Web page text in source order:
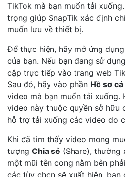
TikTok mà bạn muốn tải
trọng giúp SnapTik xác định
muốn lưu về thiết bị.
Để thực hiện, hãy mở ứng dụng
của bạn. Nếu bạn đang sử
cập trực tiếp vào trang web
Sau đó, hãy vào phần Hồ sơ
video mà bạn muốn tải xuống.
video này thuộc quyền sở hữu
hỗ trợ tải xuống các video do
Khi đã tìm thấy video mong
tượng Chia sẻ (Share), thường
một mũi tên cong nằm bên
các tùy chọn sẽ xuất hiện, bạn